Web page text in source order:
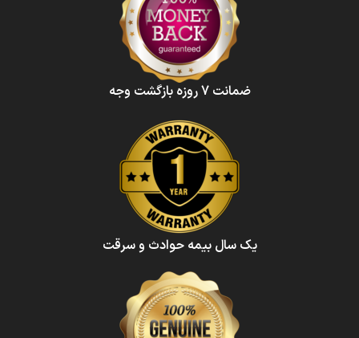
ضمانت 7 روزه بازگشت وجه
یک سال بیمه حوادث و سرقت